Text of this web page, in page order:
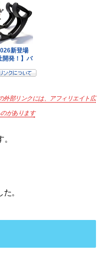
外部リンクには、アフィリエイト広
があります
。